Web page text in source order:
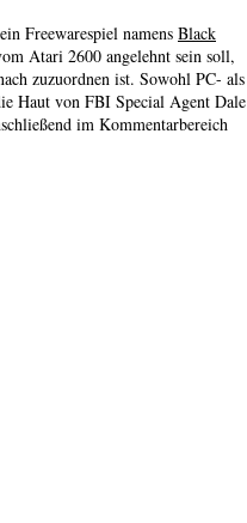
Freewarespiel namens Black
Atari 2600 angelehnt sein soll,
zuzuordnen ist. Sowohl PC- als
Haut von FBI Special Agent Dale
im Kommentarbereich